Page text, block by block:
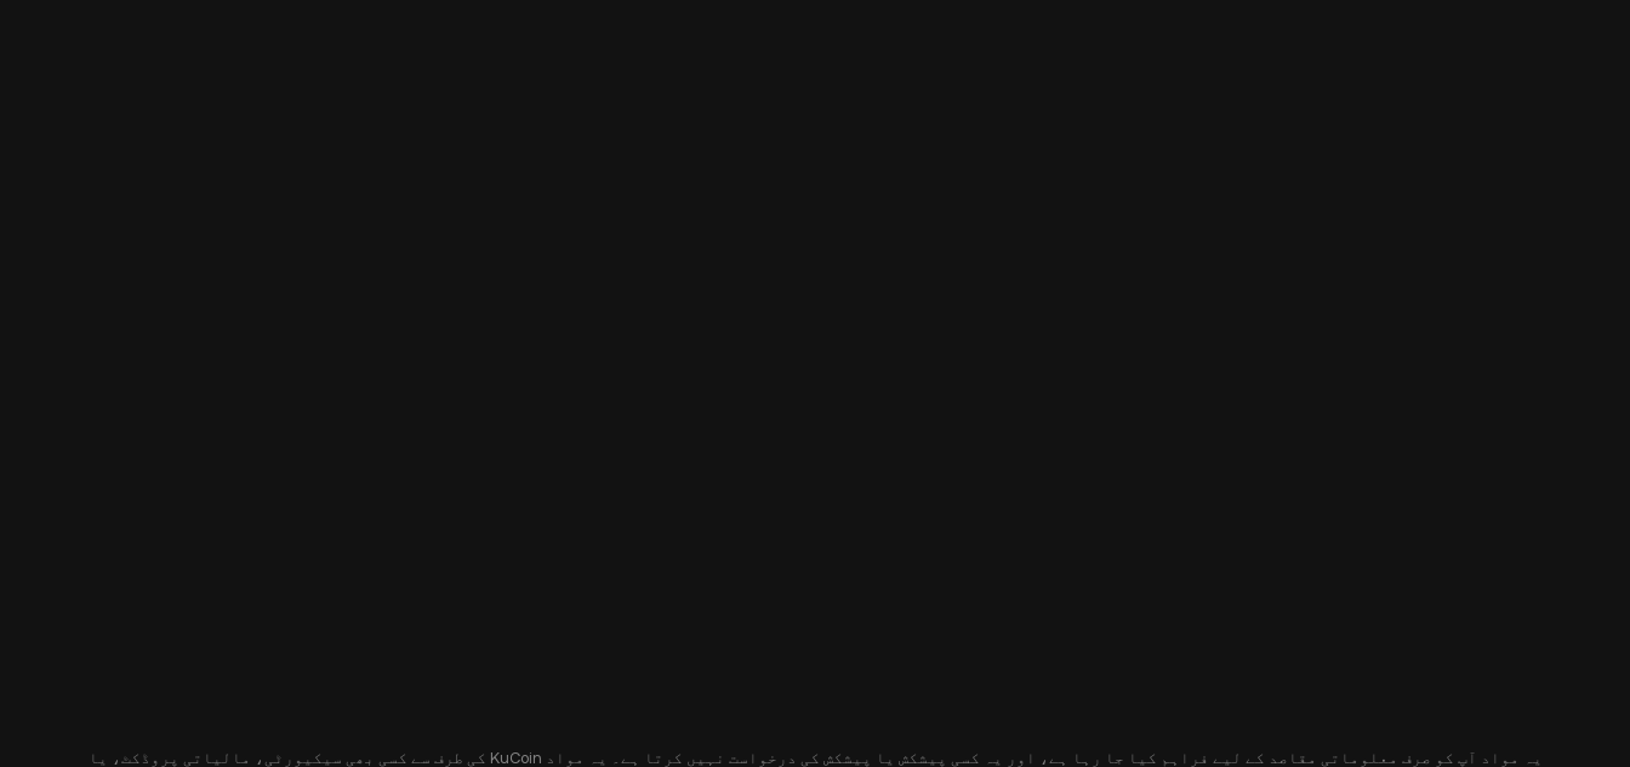
یہ مواد آپ کو صرف معلوماتی مقاصد کے لیے فراہم کیا جا رہا ہے، اور یہ کسی پیشکش یا پیشکش کی درخواست نہیں کرتا ہے۔ یہ مواد KuCoin کی طرف سے کسی بھی سیکیورٹی، مالیاتی پروڈکٹ، یا